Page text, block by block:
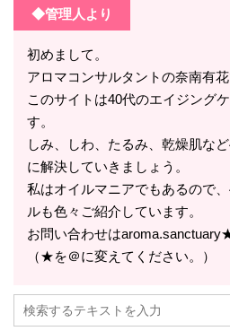
◆管理人より
初めまして。
アロマコンサルタントの奈南有花
このサイトは40代のエイジング
す。
しみ、しわ、たるみ、乾燥肌な
に解決していきましょう。
私はオイルマニアでもあるので
ルも色々ご紹介しています。
お問い合わせは
（★を＠に変えてください。）